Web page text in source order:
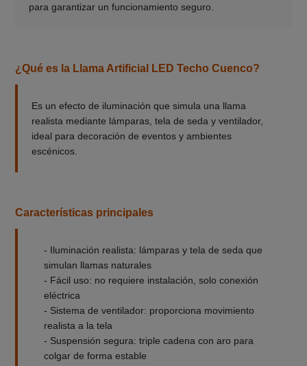
para garantizar un funcionamiento seguro.
¿Qué es la Llama Artificial LED Techo Cuenco?
Es un efecto de iluminación que simula una llama
realista mediante lámparas, tela de seda y ventilador,
ideal para decoración de eventos y ambientes
escénicos.
Características principales
- Iluminación realista: lámparas y tela de seda que
simulan llamas naturales
- Fácil uso: no requiere instalación, solo conexión
eléctrica
- Sistema de ventilador: proporciona movimiento
realista a la tela
- Suspensión segura: triple cadena con aro para
colgar de forma estable